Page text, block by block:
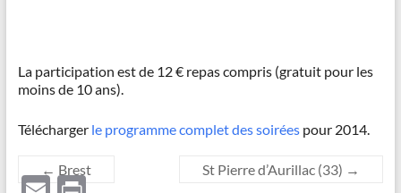
La participation est de 12 € repas compris (gratuit pour les
moins de 10 ans).
Télécharger le programme complet des soiréespour 2014.
← Brest St Pierre d’Aurillac (33) →